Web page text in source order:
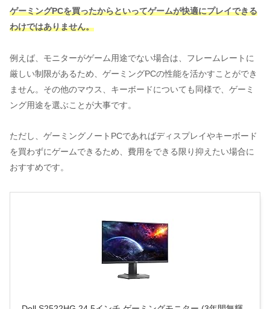
ゲーミングPCを買ったからといってゲームが快適にプレイできる
わけではありません。
例えば、モニターがゲーム用途でない場合は、フレームレートに
厳しい制限があるため、ゲーミングPCの性能を活かすことができ
ません。その他のマウス、キーボードについても同様で、ゲーミ
ング用途を選ぶことが大事です。
ただし、ゲーミングノートPCであればディスプレイやキーボード
を買わずにゲームできるため、費用をできる限り抑えたい場合に
おすすめです。